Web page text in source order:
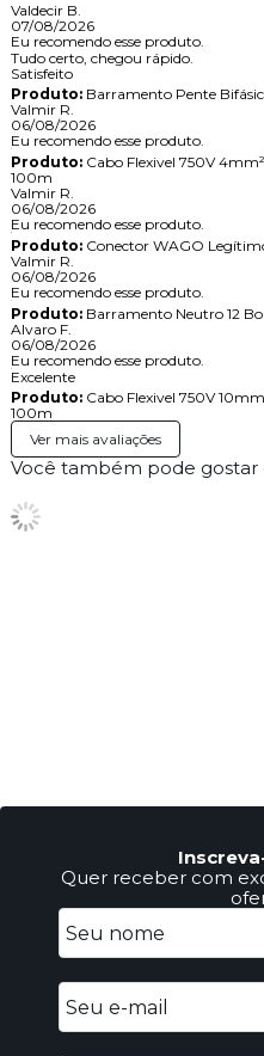
Valdecir B.
07/08/2026
Eu recomendo esse produto.
Tudo certo, chegou rápido.
Satisfeito
Produto:Barramento Pente
Valmir R.
06/08/2026
Eu recomendo esse produto.
Produto:Cabo Flexivel 750V
100m
Valmir R.
06/08/2026
Eu recomendo esse produto.
Produto:Conector WAGO
Valmir R.
06/08/2026
Eu recomendo esse produto.
Produto:Barramento Neutro 12
Alvaro F.
06/08/2026
Eu recomendo esse produto.
Excelente
Produto:Cabo Flexivel 750V
100m
Ver mais avaliações
Você também pode gostar
Quer receber com